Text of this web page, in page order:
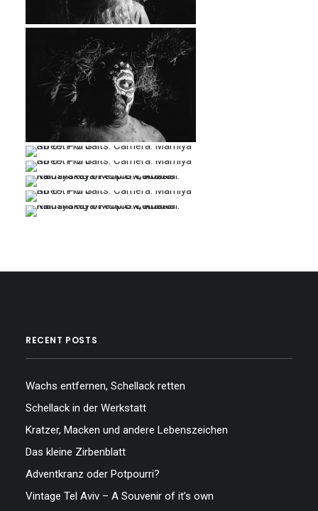
…
…
RECENT POSTS
Wachs entfernen, Schellack retten
Schellack in der Werkstatt
Kratzer, Macken und andere Lebenszeichen
Das kleine Zirbenblatt
Adventkranz oder Potpourri?
Vintage Tel Aviv – A Souvenir of it’s own